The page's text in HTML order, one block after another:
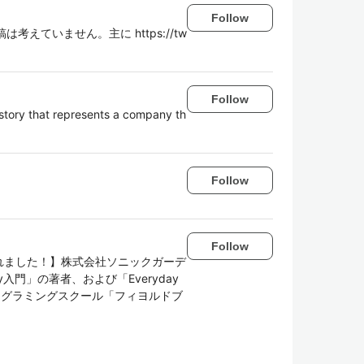
は考えていません。主に https://tw
Follow
that represents a company th
Follow
Follow
した！】株式会社ソニックガーデ
門」の著者、および「Everyday
ラミングスクール「フィヨルドブ
Follow